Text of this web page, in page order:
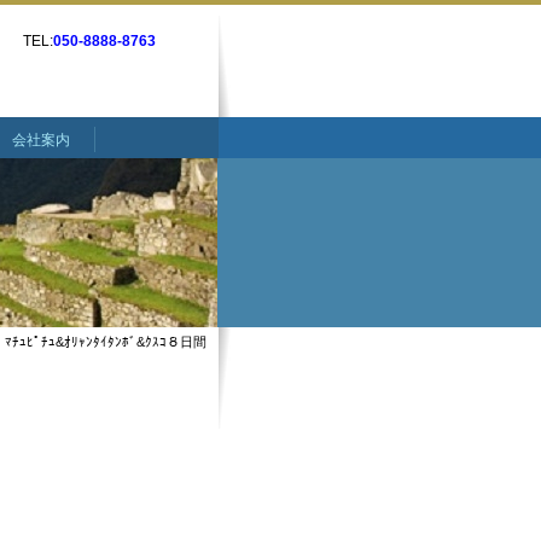
TEL:050-8888-8763
会社案内
ﾏﾁｭﾋﾟﾁｭ&ｵﾘｬﾝﾀｲﾀﾝﾎﾞ&ｸｽｺ８日間